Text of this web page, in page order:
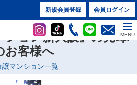
新規会員登録 会員ログイン
MENU
ション新大阪』の売却/
お客様へ
譲マンション一覧